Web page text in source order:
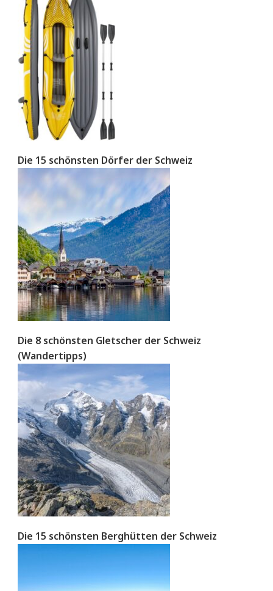
Die 15 schönsten Dörfer der Schweiz
Die 8 schönsten Gletscher der Schweiz
(Wandertipps)
Die 15 schönsten Berghütten der Schweiz